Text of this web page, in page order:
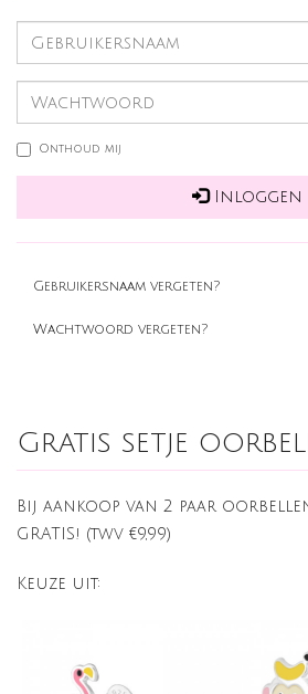
Onthoud mij
Inloggen
Gebruikersnaam vergeten?
Wachtwoord vergeten?
Gratis setje
Bij aankoop van 2 paar
GRATIS! (twv €9,99)
Keuze uit: